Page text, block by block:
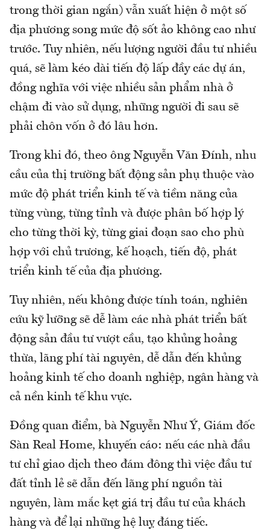
trong thời gian ngắn) vẫn xuất hiện ở một số
địa phương song mức độ sốt ảo không cao như
trước. Tuy nhiên, nếu lượng người đầu tư nhiều
quá, sẽ làm kéo dài tiến độ lấp đầy các dự án,
đồng nghĩa với việc nhiều sản phẩm nhà ở
chậm đi vào sử dụng, những người đi sau sẽ
phải chôn vốn ở đó lâu hơn.
Trong khi đó, theo ông Nguyễn Văn Đính, nhu
cầu của thị trường bất động sản phụ thuộc vào
mức độ phát triển kinh tế và tiềm năng của
từng vùng, từng tỉnh và được phân bố hợp lý
cho từng thời kỳ, từng giai đoạn sao cho phù
hợp với chủ trương, kế hoạch, tiến độ, phát
triển kinh tế của địa phương.
Tuy nhiên, nếu không được tính toán, nghiên
cứu kỹ lưỡng sẽ dễ làm các nhà phát triển bất
động sản đầu tư vượt cầu, tạo khủng hoảng
thừa, lãng phí tài nguyên, dễ dẫn đến khủng
hoảng kinh tế cho doanh nghiệp, ngân hàng và
cả nền kinh tế khu vực.
Đồng quan điểm, bà Nguyễn Như Ý, Giám đốc
Sàn Real Home, khuyến cáo: nếu các nhà đầu
tư chỉ giao dịch theo đám đông thì việc đầu tư
đất tỉnh lẻ sẽ dẫn đến lãng phí nguồn tài
nguyên, làm mắc kẹt giá trị đầu tư của khách
hàng và để lại những hệ luỵ đáng tiếc.